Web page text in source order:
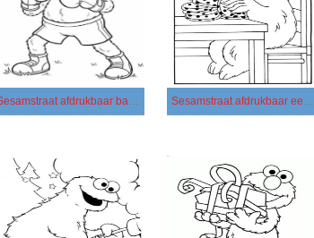
Sesamstraat afdrukbaar basis Sesamstraat afdrukbaar eenvoudig